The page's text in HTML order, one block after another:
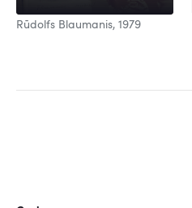
Rūdolfs Blaumanis, 1979